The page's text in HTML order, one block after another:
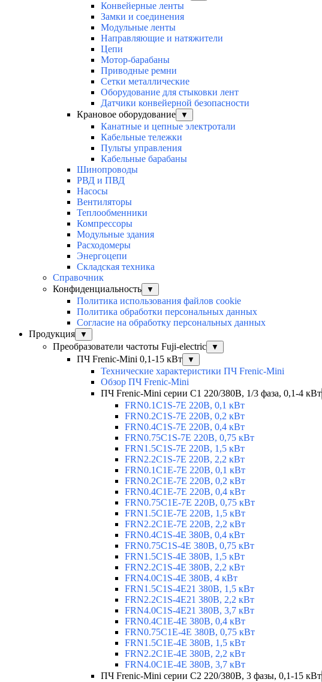
Конвейерные ленты
Замки и соединения
Модульные ленты
Направляющие и натяжители
Цепи
Мотор-барабаны
Приводные ремни
Сетки металлические
Оборудование для стыковки лент
Датчики конвейерной безопасности
Крановое оборудование
▼
Канатные и цепные электротали
Кабельные тележки
Пульты управления
Кабельные барабаны
Шинопроводы
РВД и ПВД
Насосы
Вентиляторы
Теплообменники
Компрессоры
Модульные здания
Расходомеры
Энергоцепи
Складская техника
Справочник
Конфиденциальность
▼
Политика использования файлов cookie
Политика обработки персональных данных
Согласие на обработку персональных данных
Продукция
▼
Преобразователи частоты Fuji-electric ▼
ПЧ Frenic-Mini 0,1-15 кВт ▼
Технические характеристики ПЧ Frenic-Mini
Обзор ПЧ Frenic-Mini
ПЧ Frenic-Mini серии C1 220/380В, 1/3 фаза, 0,1-4 кВт
FRN0.1C1S-7E 220В, 0,1 кВт
FRN0.2C1S-7E 220В, 0,2 кВт
FRN0.4C1S-7E 220В, 0,4 кВт
FRN0.75C1S-7E 220В, 0,75 кВт
FRN1.5C1S-7E 220В, 1,5 кВт
FRN2.2C1S-7E 220В, 2,2 кВт
FRN0.1C1E-7E 220В, 0,1 кВт
FRN0.2C1E-7E 220В, 0,2 кВт
FRN0.4C1E-7E 220В, 0,4 кВт
FRN0.75C1E-7E 220В, 0,75 кВт
FRN1.5C1E-7E 220В, 1,5 кВт
FRN2.2C1E-7E 220В, 2,2 кВт
FRN0.4C1S-4E 380В, 0,4 кВт
FRN0.75C1S-4E 380В, 0,75 кВт
FRN1.5C1S-4E 380В, 1,5 кВт
FRN2.2C1S-4E 380В, 2,2 кВт
FRN4.0C1S-4E 380В, 4 кВт
FRN1.5C1S-4E21 380В, 1,5 кВт
FRN2.2C1S-4E21 380В, 2,2 кВт
FRN4.0C1S-4E21 380В, 3,7 кВт
FRN0.4C1E-4E 380В, 0,4 кВт
FRN0.75C1E-4E 380В, 0,75 кВт
FRN1.5C1E-4E 380В, 1,5 кВт
FRN2.2C1E-4E 380В, 2,2 кВт
FRN4.0C1E-4E 380В, 3,7 кВт
ПЧ Frenic-Mini серии С2 220/380В, 3 фазы, 0,1-15 кВт